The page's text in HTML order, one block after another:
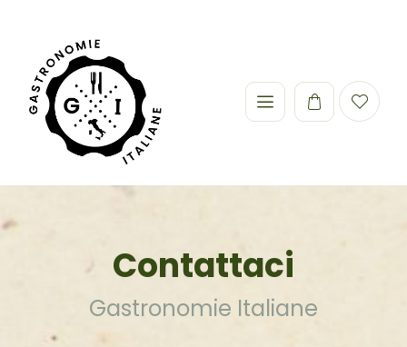
Contattaci
Gastronomie Italiane